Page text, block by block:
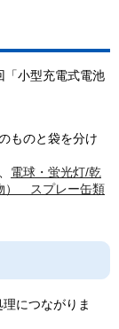
「小型充電式電池
ものと袋を分け
電球・蛍光灯/乾
）＿スプレー缶類
につながりま